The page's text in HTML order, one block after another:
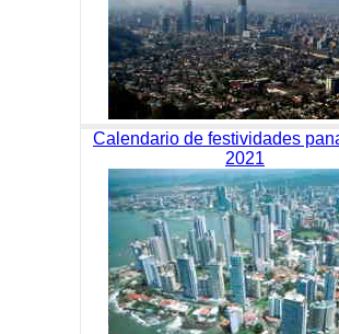
Calendario de festividades
2021